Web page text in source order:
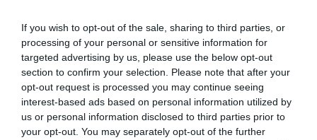
If you wish to opt-out of the sale, sharing to third parties, or
processing of your personal or sensitive information for
targeted advertising by us, please use the below opt-out
section to confirm your selection. Please note that after your
opt-out request is processed you may continue seeing
interest-based ads based on personal information utilized by
us or personal information disclosed to third parties prior to
your opt-out. You may separately opt-out of the further
1-1 Tiago Dias
24'
1ªP
Defesa de penálti
João Peixoto ®
24'
1ªP
Penálti falhado Artur
Ribeiro